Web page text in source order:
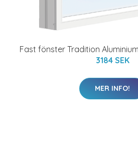
Fast fönster Tradition Aluminium
3184 SEK
MER INFO!